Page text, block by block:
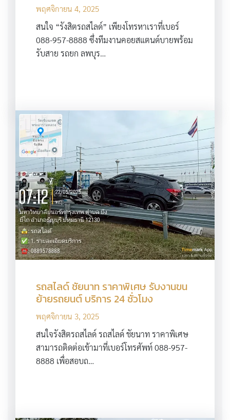
พฤศจิกายน 4, 2025
สนใจ “รังสิตรถสไลด์” เพียงโทรหาเราที่เบอร์
088-957-8888 ซึ่งทีมงานคอยสแตนด์บายพร้อม
รับสาย รถยก ลพบุร…
รถสไลด์ ชัยนาท ราคาพิเศษ รับงานขน
ย้ายรถยนต์ บริการ 24 ชั่วโมง
พฤศจิกายน 3, 2025
สนใจรังสิตรถสไลด์ รถสไลด์ ชัยนาท ราคาพิเศษ
สามารถติดต่อเข้ามาที่เบอร์โทรศัพท์ 088-957-
8888 เพื่อสอบถ…